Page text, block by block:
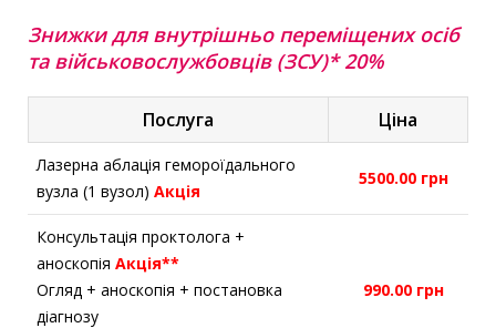
Знижки для внутрішньо переміщених осіб
та військовослужбовців (ЗСУ)* 20%
Послуга Ціна
Лазерна аблація гемороїдального
вузла (1 вузол) Акція
5500.00 грн
Консультація проктолога +
аноскопія Акція**
Огляд + аноскопія + постановка
діагнозу
990.00 грн